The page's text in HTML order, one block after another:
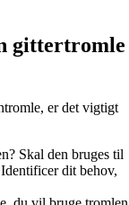
gittertromle
er det vigtigt
Skal den bruges til
dit behov,